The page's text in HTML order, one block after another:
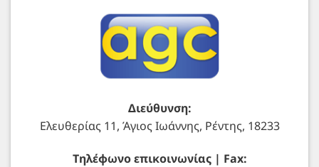
Διεύθυνση:
Ελευθερίας 11, Άγιος Ιωάννης, Ρέντης, 18233
Τηλέφωνο επικοινωνίας | Fax: